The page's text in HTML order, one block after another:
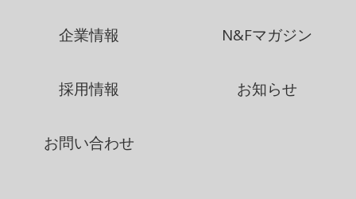
企業情報 N&Fマガジン
採用情報 お知らせ
お問い合わせ